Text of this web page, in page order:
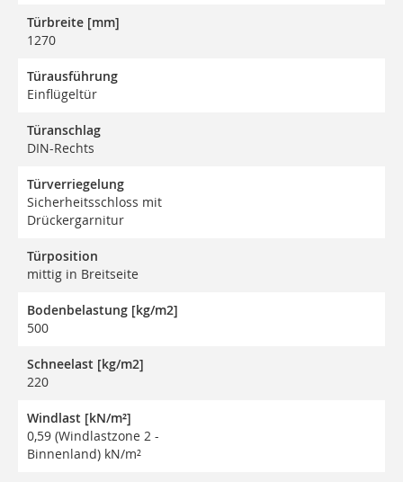
Türbreite [mm]
1270
Türausführung
Einflügeltür
Türanschlag
DIN-Rechts
Türverriegelung
Sicherheitsschloss mit
Drückergarnitur
Türposition
mittig in Breitseite
Bodenbelastung [kg/m2]
500
Schneelast [kg/m2]
220
Windlast [kN/m²]
0,59 (Windlastzone 2 -
Binnenland) kN/m²